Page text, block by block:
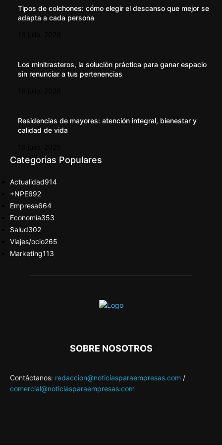
Tipos de colchones: cómo elegir el descanso que mejor se
adapta a cada persona
Los minitrasteros, la solución práctica para ganar espacio
sin renunciar a tus pertenencias
Residencias de mayores: atención integral, bienestar y
calidad de vida
Categorias Populares
Actualidad914
+NPE692
Empresa664
Economía353
Salud302
Viajes/ocio265
Marketing113
SOBRE NOSOTROS
Contáctanos: redaccion@noticiasparaempresas.com /
comercial@noticiasparaempresas.com